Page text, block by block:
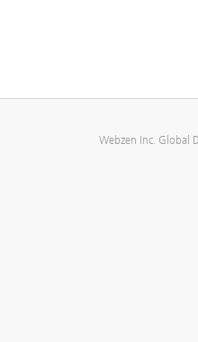
Webzen Inc. Global